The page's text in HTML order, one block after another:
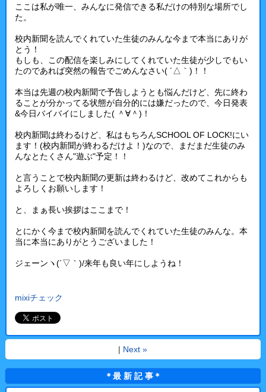
ここは私が唯一、みんなに発信できる私だけの特別な場所でし
た。
校内新聞を読んでくれていた生徒のみんな今まで本当にありが
とう！
もしも、この配信を楽しみにしてくれていた生徒が少しでもい
たのであれば突然の報告でごめんなさい( ´△｀)！！
本当は先週の校内新聞で予告しようとも悩んだけど、先に終わ
ることが分かってる状態が自分的には嫌だったので、今日発表
&今日バイバイにしました( ＾∀＾)！
校内新聞は終わるけど、私はもちろんSCHOOL OF LOCK!にい
ます！(校内新聞が終わるだけよ！)なので、まだまだ生徒のみ
んなとたくさん"遊ぶ"予定！！
と言うことで校内新聞の更新は終わるけど、改めてこれからも
よろしくお願いします！
と、まぁ長い挨拶はここまで！
とにかく今まで校内新聞を読んでくれていた生徒のみんな。本
当に本当にありがとうございました！
ジェーンヽ(´▽｀)/来年も良い年にしようね！
mixiチェック
| Next »
＊最 新 記 事＊